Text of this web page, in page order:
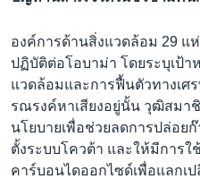
ตรวจสอบข่าว
เรียนรู้ภาษาอังกฤษ
พอดคาสต์
ติดตามเรา
องค์การด้านสิ่งแวดล้อม 29 แ
ปฏิบัติต่อโอบาม่า โดยระบุเป้า
แวดล้อมและการฟื้นตัวทางเศ
รณรงค์หาเสียงอยู่นั้น วุฒิสมา
นโยบายเพื่อช่วยลดการปล่อย
ตั้งระบบโควต้า และให้มีการใ
คาร์บอนไดออกไซด์เพื่อแลกเ